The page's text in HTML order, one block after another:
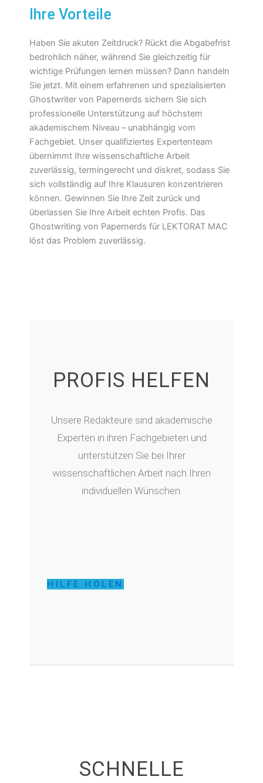
Ihre Vorteile
Haben Sie akuten Zeitdruck? Rückt die Abgabefrist
bedrohlich näher, während Sie gleichzeitig für
wichtige Prüfungen lernen müssen? Dann handeln
Sie jetzt. Mit einem erfahrenen und spezialisierten
Ghostwriter von Papernerds sichern Sie sich
professionelle Unterstützung auf höchstem
akademischem Niveau – unabhängig vom
Fachgebiet. Unser qualifiziertes Expertenteam
übernimmt Ihre wissenschaftliche Arbeit
zuverlässig, termingerecht und diskret, sodass Sie
sich vollständig auf Ihre Klausuren konzentrieren
können. Gewinnen Sie Ihre Zeit zurück und
überlassen Sie Ihre Arbeit echten Profis. Das
Ghostwriting von Papernerds für LEKTORAT MAC
löst das Problem zuverlässig.
PROFIS HELFEN
Unsere Redakteure sind akademische
Experten in ihren Fachgebieten und
unterstützen Sie bei Ihrer
wissenschaftlichen Arbeit nach Ihren
individuellen Wünschen.
HILFE HOLEN
SCHNELLE